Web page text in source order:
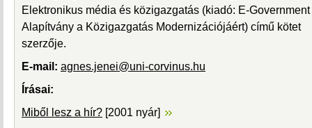
Elektronikus média és közigazgatás (kiadó: E-Government
Alapítvány a Közigazgatás Modernizációjáért) című kötet
szerzője.
E-mail: agnes.jenei@uni-corvinus.hu
Írásai:
Miből lesz a hír? [2001 nyár]